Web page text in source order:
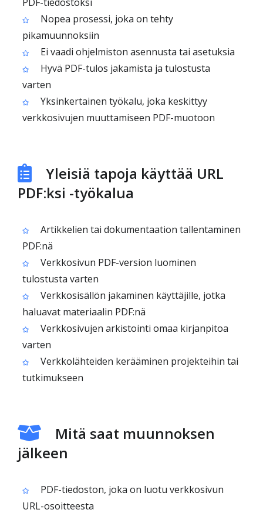
Nopea prosessi, joka on tehty
pikamuunnoksiin
Ei vaadi ohjelmiston asennusta tai asetuksia
Hyvä PDF-tulos jakamista ja tulostusta
varten
Yksinkertainen työkalu, joka keskittyy
verkkosivujen muuttamiseen PDF-muotoon
Yleisiä tapoja käyttää URL
PDF:ksi -työkalua
Artikkelien tai dokumentaation tallentaminen
PDF:nä
Verkkosivun PDF-version luominen
tulostusta varten
Verkkosisällön jakaminen käyttäjille, jotka
haluavat materiaalin PDF:nä
Verkkosivujen arkistointi omaa kirjanpitoa
varten
Verkkolähteiden kerääminen projekteihin tai
tutkimukseen
Mitä saat muunnoksen
jälkeen
PDF-tiedoston, joka on luotu verkkosivun
URL-osoitteesta